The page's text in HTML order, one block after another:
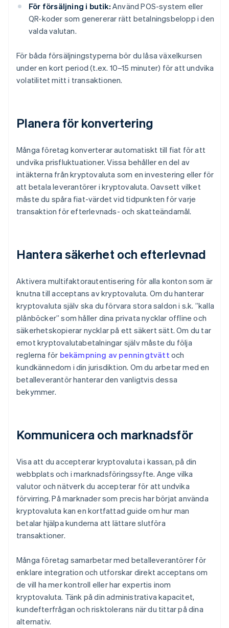
För försäljning i butik: Använd POS-system eller
QR-koder som genererar rätt betalningsbelopp i den
valda valutan.
För båda försäljningstyperna bör du låsa växelkursen
under en kort period (t.ex. 10–15 minuter) för att undvika
volatilitet mitt i transaktionen.
Planera för konvertering
Många företag konverterar automatiskt till fiat för att
undvika prisfluktuationer. Vissa behåller en del av
intäkterna från kryptovaluta som en investering eller för
att betala leverantörer i kryptovaluta. Oavsett vilket
måste du spåra fiat-värdet vid tidpunkten för varje
transaktion för efterlevnads- och skatteändamål.
Hantera säkerhet och efterlevnad
Aktivera multifaktorautentisering för alla konton som är
knutna till acceptans av kryptovaluta. Om du hanterar
kryptovaluta själv ska du förvara stora saldon i s.k. ”kalla
plånböcker” som håller dina privata nycklar offline och
säkerhetskopierar nycklar på ett säkert sätt. Om du tar
emot kryptovalutabetalningar själv måste du följa
reglerna för bekämpning av penningtvätt och
kundkännedom i din jurisdiktion. Om du arbetar med en
betalleverantör hanterar den vanligtvis dessa
bekymmer.
Kommunicera och marknadsför
Visa att du accepterar kryptovaluta i kassan, på din
webbplats och i marknadsföringssyfte. Ange vilka
valutor och nätverk du accepterar för att undvika
förvirring. På marknader som precis har börjat använda
kryptovaluta kan en kortfattad guide om hur man
betalar hjälpa kunderna att lättare slutföra
transaktioner.
Många företag samarbetar med betalleverantörer för
enklare integration och utforskar direkt acceptans om
de vill ha mer kontroll eller har expertis inom
kryptovaluta. Tänk på din administrativa kapacitet,
kundefterfrågan och risktolerans när du tittar på dina
alternativ.